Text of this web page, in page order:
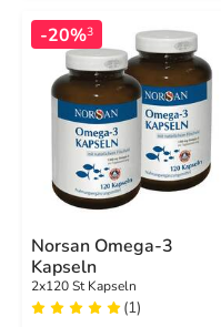
-20%3
Norsan Omega-3
Kapseln
2x120 St Kapseln
(1)